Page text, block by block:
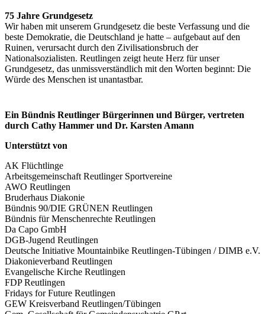
75 Jahre Grundgesetz
Wir haben mit unserem Grundgesetz die beste Verfassung und die
beste Demokratie, die Deutschland je hatte – aufgebaut auf den
Ruinen, verursacht durch den Zivilisationsbruch der
Nationalsozialisten. Reutlingen zeigt heute Herz für unser
Grundgesetz, das unmissverständlich mit den Worten beginnt: Die
Würde des Menschen ist unantastbar.
Ein Bündnis Reutlinger Bürgerinnen und Bürger, vertreten
durch Cathy Hammer und Dr. Karsten Amann
Unterstützt von
AK Flüchtlinge
Arbeitsgemeinschaft Reutlinger Sportvereine
AWO Reutlingen
Bruderhaus Diakonie
Bündnis 90/DIE GRÜNEN Reutlingen
Bündnis für Menschenrechte Reutlingen
Da Capo GmbH
DGB-Jugend Reutlingen
Deutsche Initiative Mountainbike Reutlingen-Tübingen / DIMB e.V.
Diakonieverband Reutlingen
Evangelische Kirche Reutlingen
FDP Reutlingen
Fridays for Future Reutlingen
GEW Kreisverband Reutlingen/Tübingen